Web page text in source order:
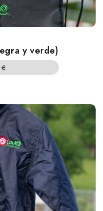
y verde)
€